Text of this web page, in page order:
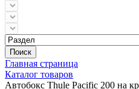
Поиск
Главная страница
Каталог товаров
Автобокс Thule Pacific 200 на